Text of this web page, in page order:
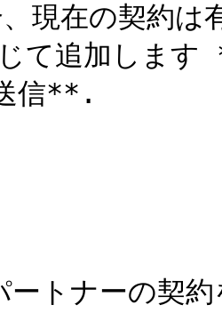
現在の契約は
て追加しま
信**.
ートナーの契